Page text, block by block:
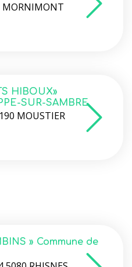
MORNIMONT
HIBOUX»
SUR-SAMBRE
MOUSTIER
» Commune de